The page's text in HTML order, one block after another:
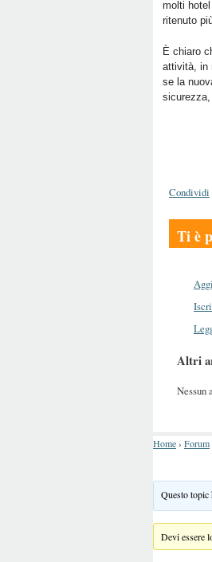
molti
ritenuto
È chiaro
attività, in
se la
Condividi
Ti è
Altri
Nessun
Home› Forum
Questo topic
Devi essere